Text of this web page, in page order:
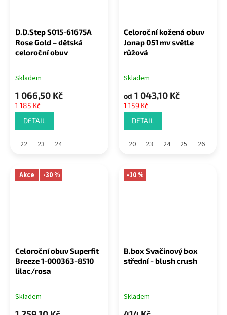
D.D.Step S015-61675A
Rose Gold – dětská
celoroční obuv
Skladem
1 066,50 Kč
1 185 Kč
DETAIL
22 23 24
Celoroční kožená obuv
Jonap 051 mv světle
růžová
Skladem
od 1 043,10 Kč
1 159 Kč
DETAIL
20 23 24 25 26
Akce -30 %
Celoroční obuv Superfit
Breeze 1-000363-8510
lilac/rosa
Skladem
-10 %
B.box Svačinový box
střední - blush crush
Skladem